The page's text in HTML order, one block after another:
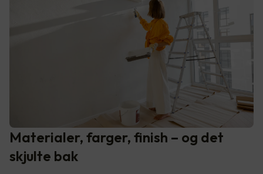
Materialer, farger, finish – og det
skjulte bak